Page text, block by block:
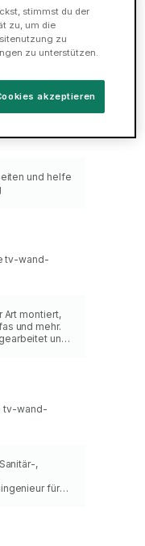
Wand-
und helfe
tv-wand-
Art montiert,
und mehr.
und
Möbeln. Ich
arbeite
alles
zu helfen
tv-wand-
,
für
und
stimmst du der
zu, um die
zu
zu unterstützen.
akzeptieren